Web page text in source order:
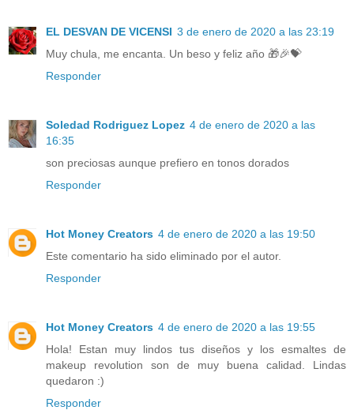
EL DESVAN DE VICENSI 3 de enero de 2020 a las 23:19
Muy chula, me encanta. Un beso y feliz año 🎁🎉💝
Responder
Soledad Rodriguez Lopez 4 de enero de 2020 a las
16:35
son preciosas aunque prefiero en tonos dorados
Responder
Hot Money Creators 4 de enero de 2020 a las 19:50
Este comentario ha sido eliminado por el autor.
Responder
Hot Money Creators 4 de enero de 2020 a las 19:55
Hola! Estan muy lindos tus diseños y los esmaltes de
makeup revolution son de muy buena calidad. Lindas
quedaron :)
Responder